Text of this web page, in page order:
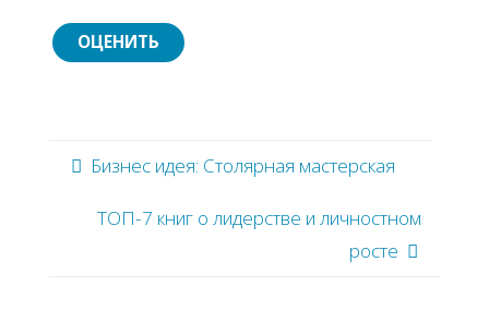
Бизнес идея: Столярная мастерская
ТОΠ-7 книг o лидepcтвe и личнocтнoм
pocтe